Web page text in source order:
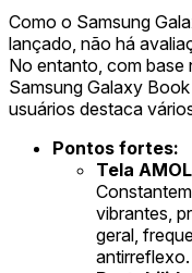
Como o Samsung
lançado, não há
No entanto, com base
Samsung Galaxy
usuários destaca
Pontos fortes:
Tela
vibrantes,
geral,
antirreflexo.